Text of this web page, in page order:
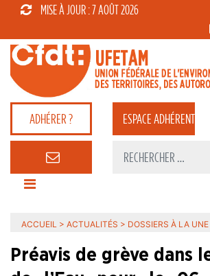
MISE À JOUR : 7 AOÛT 2026
ADHÉRER ? ESPACEADHÉRENT
ACCUEIL > ACTUALITÉS > DOSSIERS À LA UNE
Préavis de grève dans